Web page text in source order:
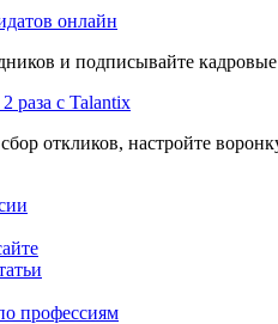
онлайн
и подписывайте
раза с Talantix
откликов, настройте
профессиям